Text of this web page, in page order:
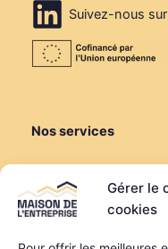
Gérer le
cookies
Suivez-nous
Nos services
Louer une salle de
Louer un bureau
Domiciliation